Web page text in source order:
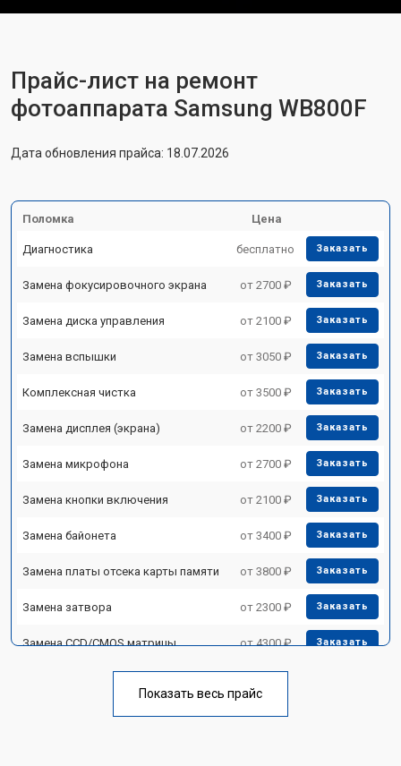
Прайс-лист на ремонт
фотоаппарата Samsung WB800F
Дата обновления прайса: 18.07.2026
Поломка Цена
Диагностика бесплатно Заказать
Замена фокусировочного экрана от 2700 ₽ Заказать
Замена диска управления от 2100 ₽ Заказать
Замена вспышки от 3050 ₽ Заказать
Комплексная чистка от 3500 ₽ Заказать
Замена дисплея (экрана) от 2200 ₽ Заказать
Замена микрофона от 2700 ₽ Заказать
Замена кнопки включения от 2100 ₽ Заказать
Замена байонета от 3400 ₽ Заказать
Замена платы отсека карты памяти от 3800 ₽ Заказать
Замена затвора от 2300 ₽ Заказать
Замена CCD/CMOS матрицы от 4300 ₽ Заказать
Чистка матрицы от 3100 ₽
Показать весь прайс